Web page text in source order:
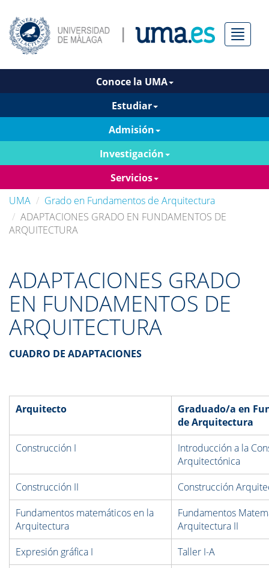
Menú
Conoce la UMA
Estudiar
Admisión
Investigación
Servicios
UMA
Grado en Fundamentos de Arquitectura
ADAPTACIONES GRADO EN FUNDAMENTOS DE
ARQUITECTURA
ADAPTACIONES GRADO
EN FUNDAMENTOS DE
ARQUITECTURA
CUADRO DE ADAPTACIONES
Arquitecto
Graduado/a en
de Arquitectura
Construcción I
Introducción a la
Arquitectónica
Construcción II
Construcción
Fundamentos matemáticos en la
Arquitectura
Fundamentos
Arquitectura II
Expresión gráfica I
Taller I-A